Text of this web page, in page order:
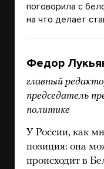
поговорила с
на что делает
Федор
главный
председатель
политике
У России, как
позиция: она
происходит в